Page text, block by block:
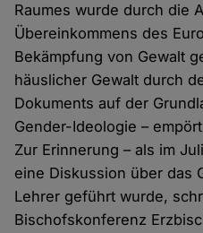
Raumes wurde durch die
Übereinkommens des
Bekämpfung von Gewalt
häuslicher Gewalt durch
Dokuments auf der
Gender-Ideologie –
Zur Erinnerung – als im
eine Diskussion über das
Lehrer geführt wurde,
Bischofskonferenz